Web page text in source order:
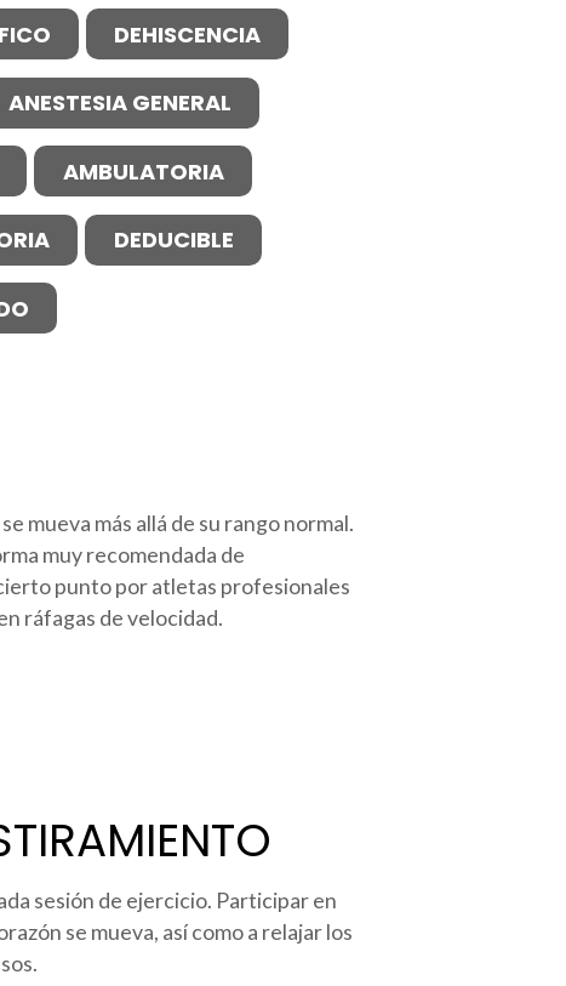
DEHISCENCIA
ANESTESIA GENERAL
AMBULATORIA
DEDUCIBLE
mueva más allá de su rango normal.
muy recomendada de
punto por atletas profesionales
ráfagas de velocidad.
sesión de ejercicio. Participar en
se mueva, así como a relajar los